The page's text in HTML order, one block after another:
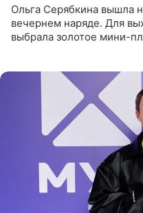
Ольга Серябкина вышла
вечернем наряде. Для
выбрала золотое мини-